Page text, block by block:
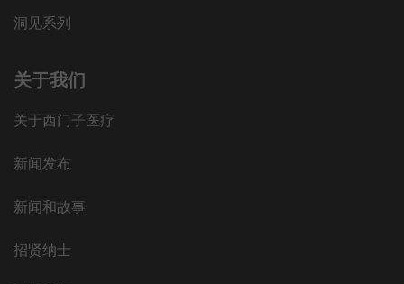
洞见系列
关于我们
关于西门子医疗
新闻发布
新闻和故事
招贤纳士